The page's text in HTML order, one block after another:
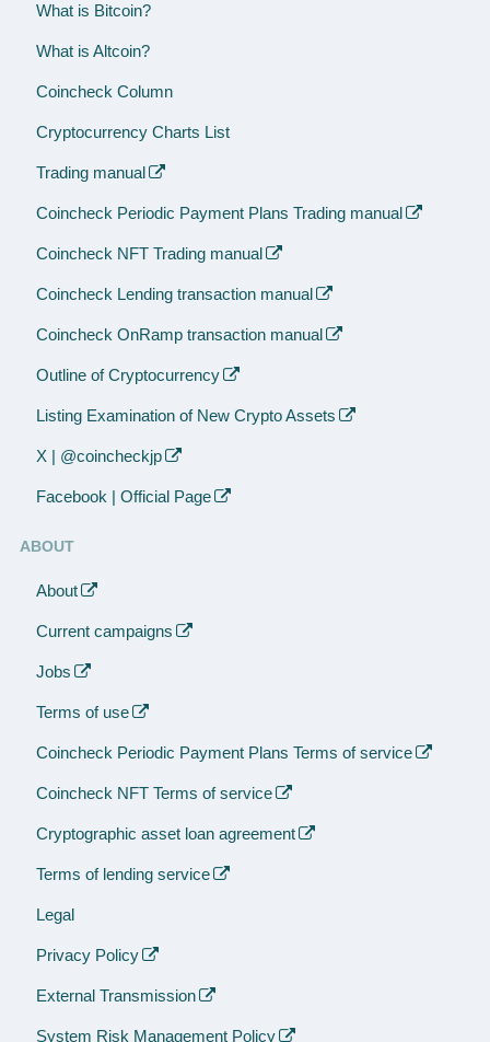
What is Bitcoin?
What is Altcoin?
Coincheck Column
Cryptocurrency Charts List
Trading manual
Coincheck Periodic Payment Plans Trading manual
Coincheck NFT Trading manual
Coincheck Lending transaction manual
Coincheck OnRamp transaction manual
Outline of Cryptocurrency
Listing Examination of New Crypto Assets
X | @coincheckjp
Facebook | Official Page
ABOUT
About
Current campaigns
Jobs
Terms of use
Coincheck Periodic Payment Plans Terms of service
Coincheck NFT Terms of service
Cryptographic asset loan agreement
Terms of lending service
Legal
Privacy Policy
External Transmission
System Risk Management Policy